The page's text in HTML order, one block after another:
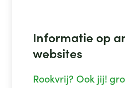
Informatie op
websites
Rookvrij? Ook jij!